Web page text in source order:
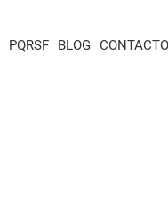
PQRSF BLOG CONTACTO